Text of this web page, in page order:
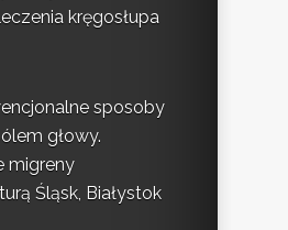
kręgosłupa
sposoby
głowy.
migreny
Śląsk, Białystok